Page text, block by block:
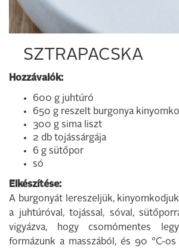
SZTRAPACSKA
Hozzávalók:
600 g juhtúró
650 g reszelt burgonya
300 g sima liszt
2 db tojássárgája
6 g sütőpor
só
Elkészítése:
A burgonyát lereszeljük,
a juhtúróval, tojással, sóval,
vigyázva, hogy csomómentes
formázunk a masszából, és 90 °C-